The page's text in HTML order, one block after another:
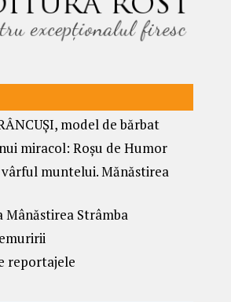
model de bărbat
miracol: Roșu de Humor
muntelui. Mănăstirea
Mânăstirea Strâmba
reportajele